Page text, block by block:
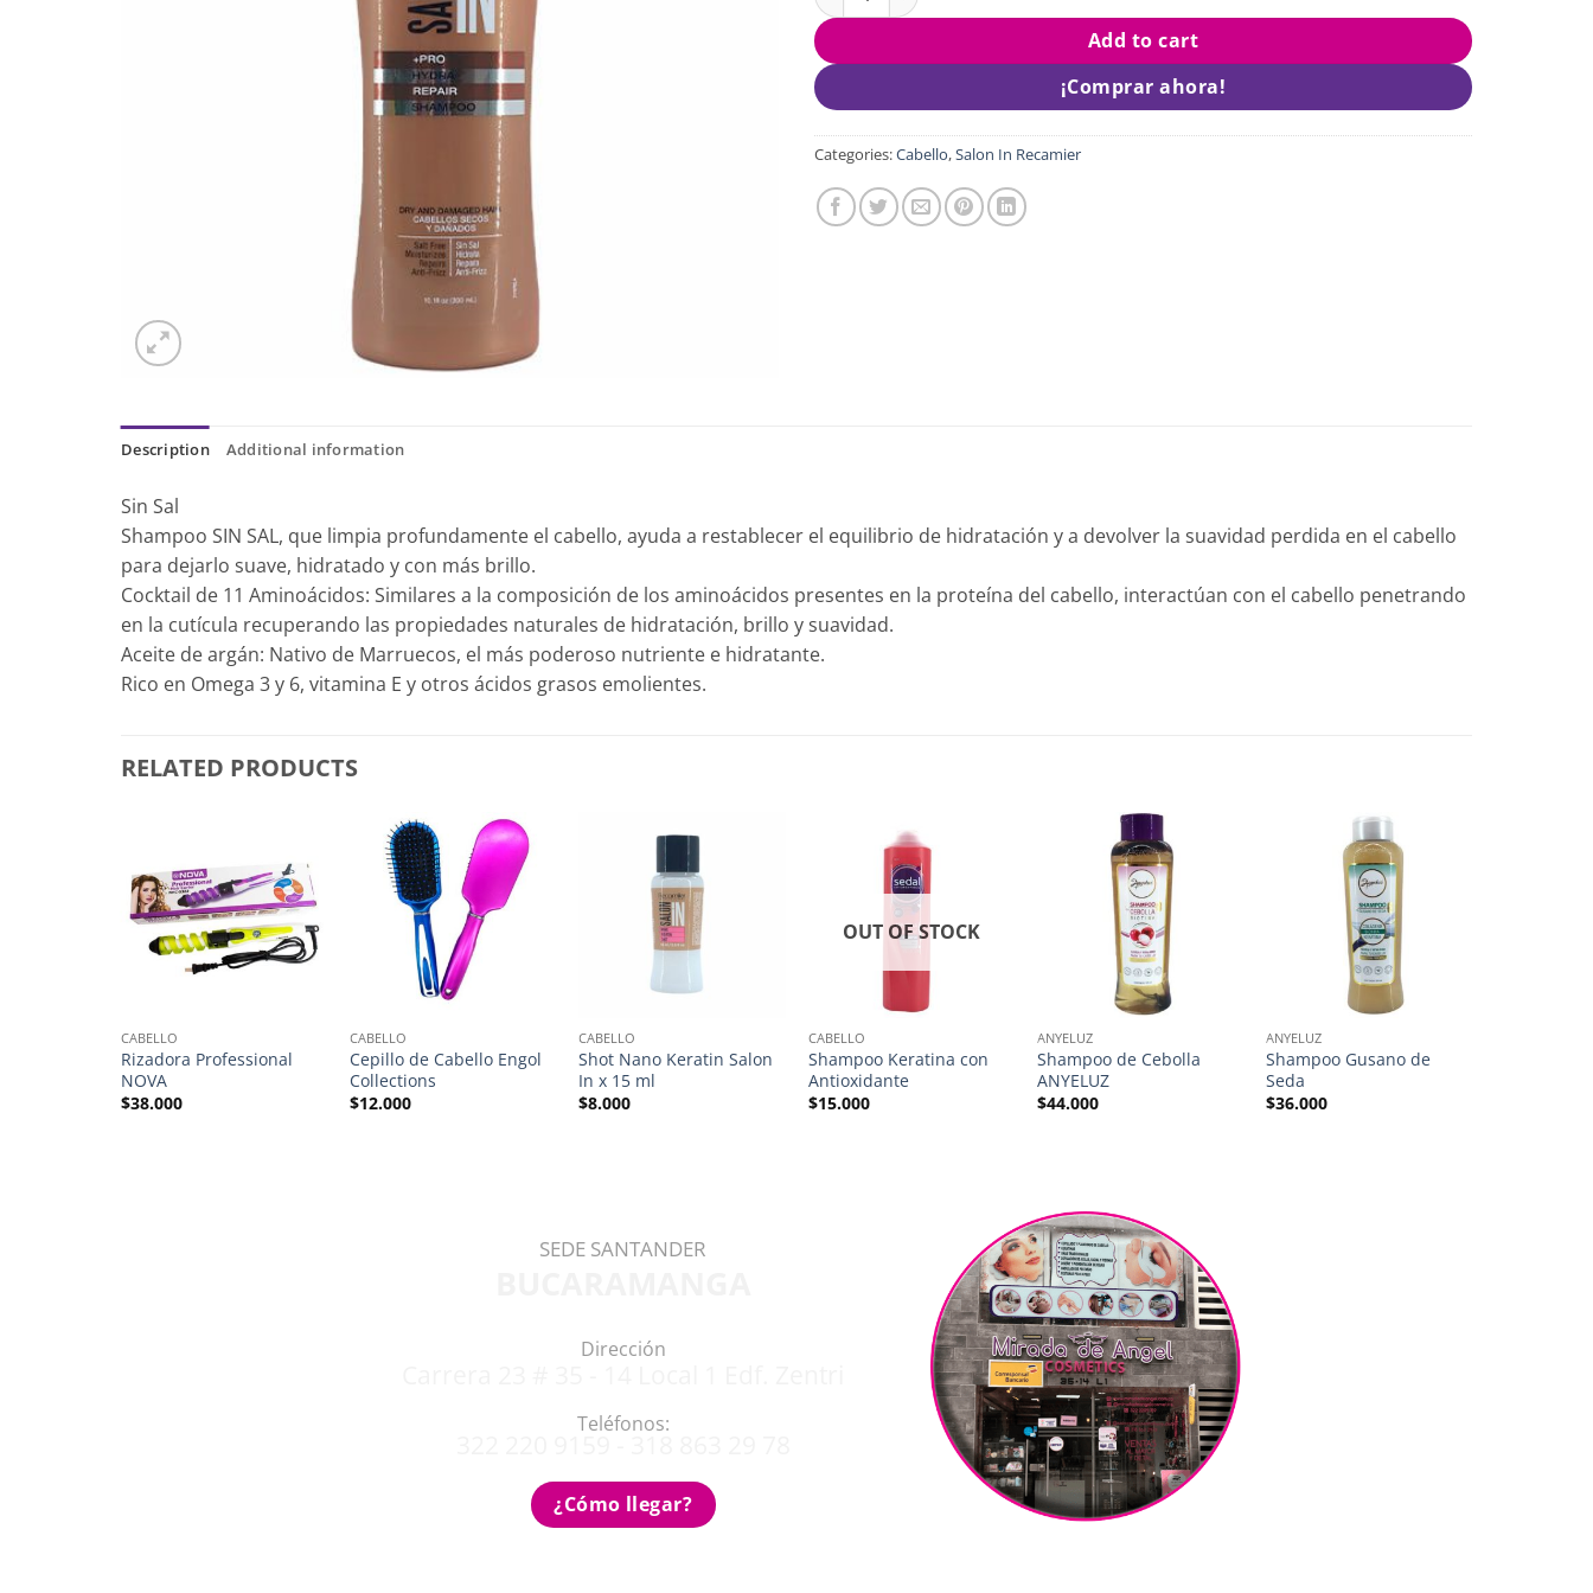
Add to cart
¡Comprar ahora!
Categories:Cabello,Salon In Recamier
Description Additional information
Sin Sal
Shampoo SIN SAL, que limpia profundamente el cabello, ayuda a restablecer el equilibrio de hidratación y a devolver la suavidad perdida en el cabello
para dejarlo suave, hidratado y con más brillo.
Cocktail de 11 Aminoácidos: Similares a la composición de los aminoácidos presentes en la proteína del cabello, interactúan con el cabello penetrando
en la cutícula recuperando las propiedades naturales de hidratación, brillo y suavidad.
Aceite de argán: Nativo de Marruecos, el más poderoso nutriente e hidratante.
Rico en Omega 3 y 6, vitamina E y otros ácidos grasos emolientes.
RELATED PRODUCTS
CABELLO
Rizadora Professional
NOVA
$38.000
CABELLO
Cepillo de Cabello Engol
Collections
$12.000
CABELLO
Shot Nano Keratin Salon
In x 15 ml
$8.000
OUT OF STOCK
CABELLO
Shampoo Keratina con
Antioxidante
$15.000
ANYELUZ
Shampoo de Cebolla
ANYELUZ
$44.000
ANYELUZ
Shampoo Gusano de
Seda
$36.000
SEDE SANTANDER
Dirección
Teléfonos:
¿Cómo llegar?